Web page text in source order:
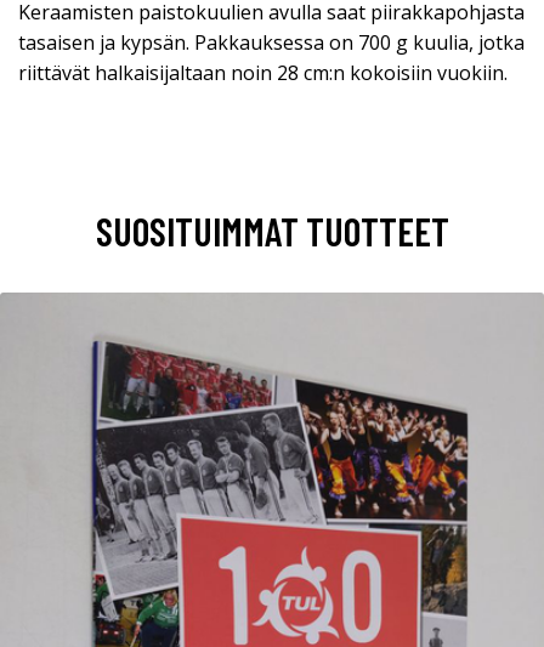
Keraamisten paistokuulien avulla saat piirakkapohjasta
tasaisen ja kypsän. Pakkauksessa on 700 g kuulia, jotka
riittävät halkaisijaltaan noin 28 cm:n kokoisiin vuokiin.
SUOSITUIMMAT TUOTTEET